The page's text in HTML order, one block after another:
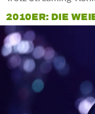
2010ER: DIE